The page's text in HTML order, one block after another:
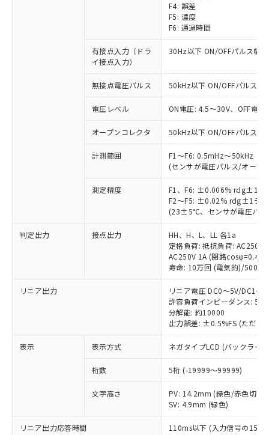
F4: 誤差
F5: 濃度
F6: 通過時間
有接点入力（ドラ
イ接点入力）
30Hz以下 ON/OFFパルス幅
無接点電圧パルス 50kHz以下 ON/OFFパルス幅
電圧レベル ON電圧: 4.5～30V、OFF電
オープンコレクタ 50kHz以下 ON/OFFパルス幅
計測範囲
F1～F6: 0.5mHz～50kHz
(センサが電圧パルス/オープ
測定精度
F1、F6: ±0.006% rdg±1デ
F2～F5: ±0.02% rdg±1ディ
(23±5℃、センサが電圧パル
判定出力 接点出力
HH、H、L、LL 各1a
定格負荷: 抵抗負荷:
AC250V 1A (閉路cosφ=0.4)/
寿命: 10万回 (電気的)/500万
リニア出力
リニア電圧 DC0～5V/DC1～
許容負荷インピーダンス:
分解能: 約10000
出力誤差: ±0.5%FS (ただし
表示 表示方式 ネガタイプLCD (バックライ
桁数 5桁 (-19999～99999)
文字高さ
PV: 14.2mm (緑色/赤色切替)
SV: 4.9mm (緑色)
リニア出力応答時間
110ms以下 (入力信号の15%
以下の条件をお読みいただき、同意のうえ
本サービスは、当社制御機器事業取扱
商品の当社在庫状況および標準価格
(税抜)を提供させていただくもので
当社制御機器事業取扱商品の中には、
本サービスの対象外となる商品もある
ことをご了承ください。
在庫状況および標準価格照会結果は、
記載している更新日時点での社内デー
タに基づき作成されるものであり、閲
覧された時点での実際の在庫および標
準価格とは異なる場合があることをご
了承ください。
※1 対応状況
対応済み：EU RoHS指令（10物質）の
非含有に対応した製品が提供可能な商品で
対応予定：EU RoHS指令（10物質）の非含
有に対応した製品に切り替える予定のある
対応予定なし：EU RoHS指令（10物質）の
非含有に非対応の商品で、対応品を出す予
調査・確認中：EU RoHS指令（10物質）の
非含有の対応状況を調査中または確認中の
非該当品：ライセンス料など無形物で、有
害物質有無と関係のない商品です。
仕入先様の事情により、非含有部品として
いたものが、含有品と判明した場合などや
むを得ず変更することがあります。
鉛(Pb) 1000ppm以下、 水銀(Hg) 1000ppm以下、 カド
六価クロム(Cr(Ⅵ)) 1000ppm以下、ポリ臭化ビフェニル
類(PBB) 1000ppm以下、ポリ臭化ジフェニルエーテル類
(PBDE) 1000ppm以下、フタル酸ビス(2-エチルヘキシ
※1 中国RoHS○×表
「○」：最大均質材料含有率が中国RoHSの
基準値以下であることを示します。
「×」：最大均質材料含有率が中国RoHSの
基準値を超えていることを示します。
「－」：未確認です。当社販売部門へお問
い合わせください。
*中国RoHS10物質の基準値 (GB/T26572)：
Pb(鉛) :1000ppm、 Hg(水銀) : 1000ppm、 Cd(カドミウ
Cr(Ⅵ)(六価クロム) : 1000ppm、 PBBs(ポリ臭化ビフェ
当社は、これら貴社製品のうち、外国
為替および外国貿易法に定める商品
（以下｢規制貨物等」という）を輸出
または国外への提供する場合は、日本
国政府の輸出許可(または役務取引許
可)を取得するなどの必要な手続きを
とります。
説明